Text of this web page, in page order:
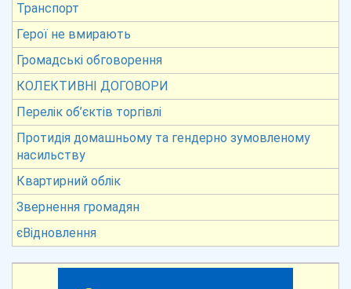
Транспорт
Герої не вмирають
Громадські обговорення
КОЛЕКТИВНІ ДОГОВОРИ
Перелік об’єктів торгівлі
Протидія домашньому та гендерно зумовленому
насильству
Квартирний облік
Звернення громадян
єВідновлення